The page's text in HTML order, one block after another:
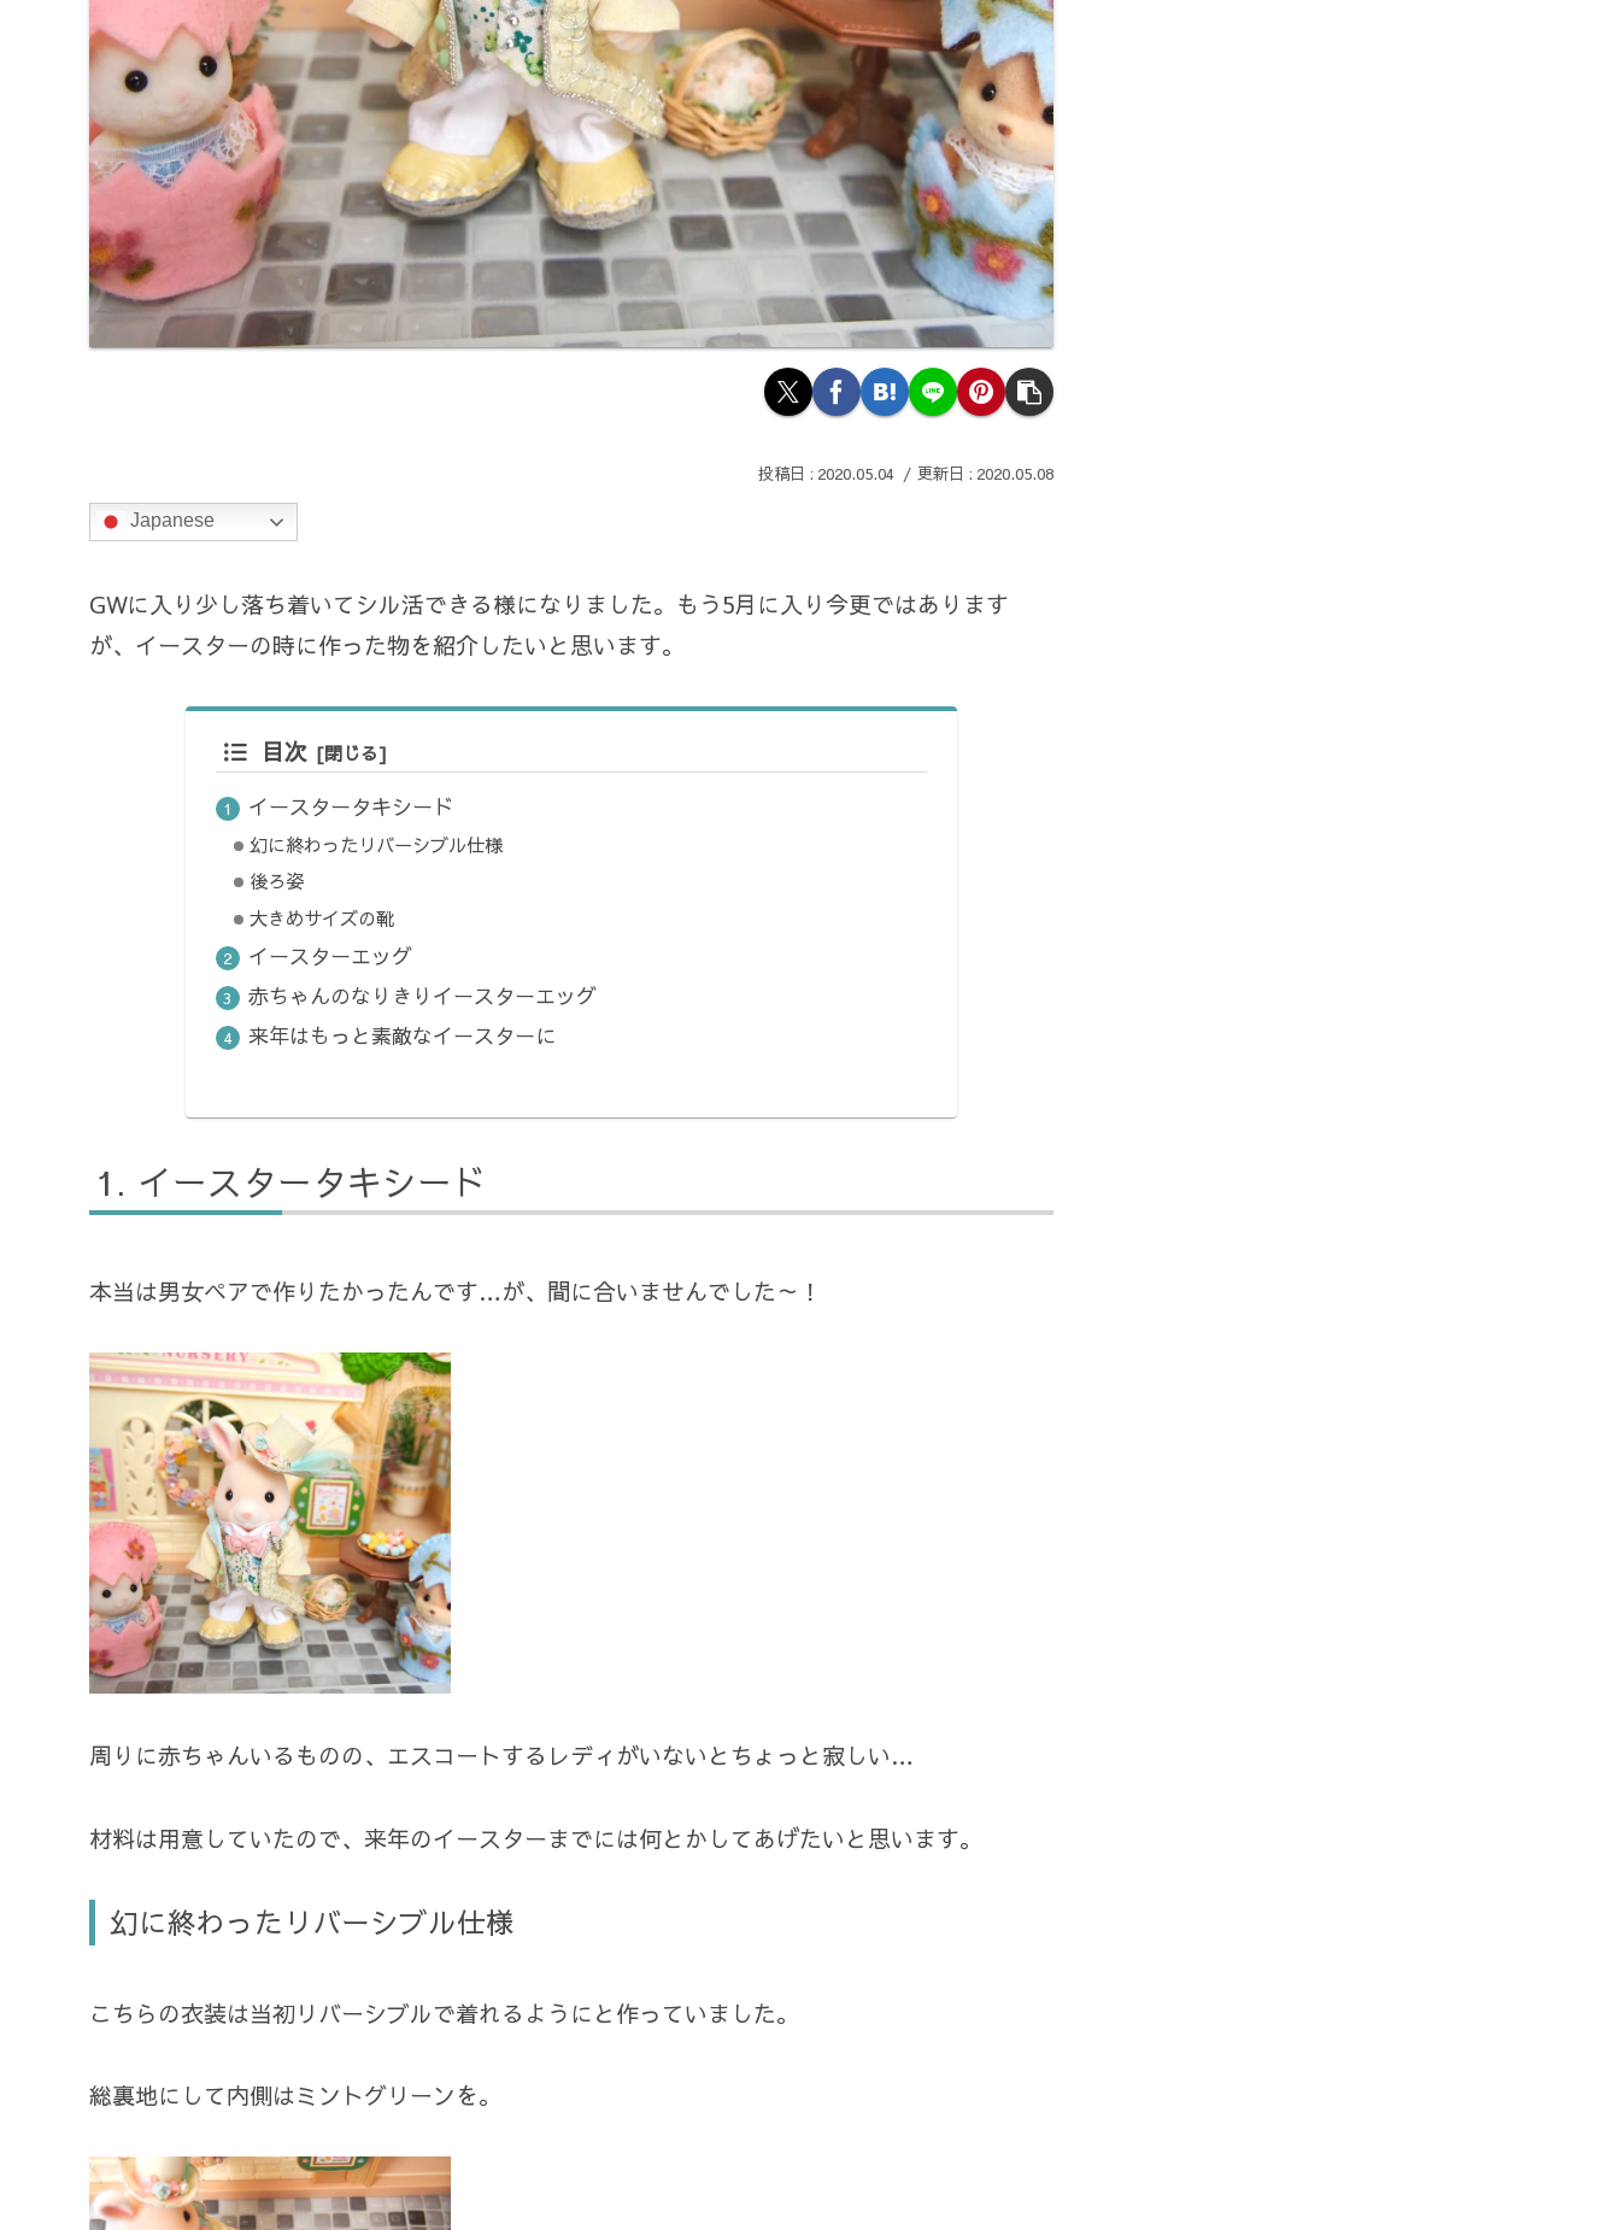
2020.05.04 2020.05.08
Japanese
GWに入り少し落ち着いてシル活できる様になりました。もう5月に入り今更ではあります
が、イースターの時に作った物を紹介したいと思います。
目次
イースタータキシード
幻に終わったリバーシブル仕様
後ろ姿
大きめサイズの靴
イースターエッグ
赤ちゃんのなりきりイースターエッグ
来年はもっと素敵なイースターに
イースタータキシード
本当は男女ペアで作りたかったんです…が、間に合いませんでした～！
周りに赤ちゃんいるものの、エスコートするレディがいないとちょっと寂しい…
材料は用意していたので、来年のイースターまでには何とかしてあげたいと思います。
幻に終わったリバーシブル仕様
こちらの衣装は当初リバーシブルで着れるようにと作っていました。
総裏地にして内側はミントグリーンを。